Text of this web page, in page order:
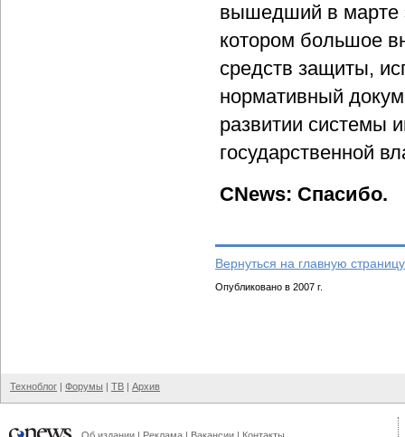
вышедший в марте
котором большое
средств защиты,
нормативный
развитии системы
государственной
CNews: Спасибо.
Вернуться на главную
Опубликовано в 2007 г.
Техноблог | Форумы | ТВ | Архив